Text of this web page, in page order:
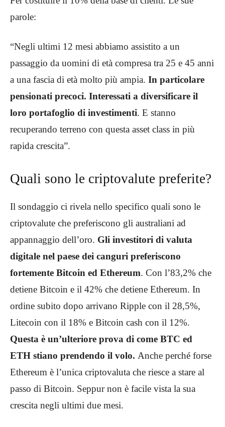
parole:
“Negli ultimi 12 mesi abbiamo assistito a un
passaggio da uomini di età compresa tra 25 e 45 anni
a una fascia di età molto più ampia. In particolare
pensionati precoci. Interessati a diversificare il
loro portafoglio di investimenti. E stanno
recuperando terreno con questa asset class in più
rapida crescita”.
Quali sono le criptovalute preferite?
Il sondaggio ci rivela nello specifico quali sono le
criptovalute che preferiscono gli australiani ad
appannaggio dell’oro. Gli investitori di valuta
digitale nel paese dei canguri preferiscono
fortemente Bitcoin ed Ethereum. Con l’83,2% che
detiene Bitcoin e il 42% che detiene Ethereum. In
ordine subito dopo arrivano Ripple con il 28,5%,
Litecoin con il 18% e Bitcoin cash con il 12%.
Questa è un’ulteriore prova di come BTC ed
ETH stiano prendendo il volo. Anche perché forse
Ethereum è l’unica criptovaluta che riesce a stare al
passo di Bitcoin. Seppur non è facile vista la sua
crescita negli ultimi due mesi.